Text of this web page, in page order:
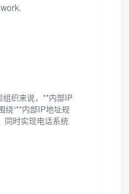
织来说，**内部IP
绕“**内部IP地址规
同时实现电话系统